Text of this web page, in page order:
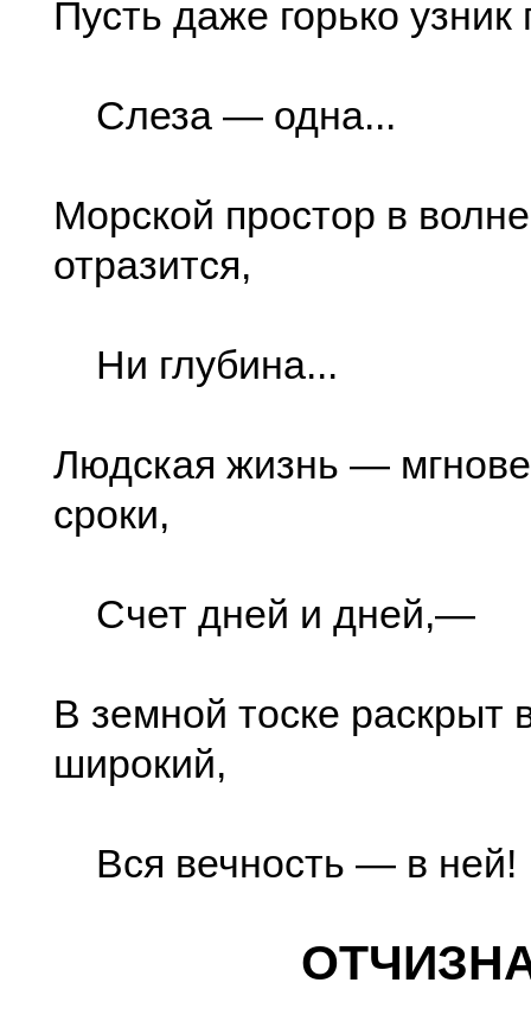
Пусть даже горько узник
Слеза — одна...
Морской простор в
отразится,
Ни глубина...
Людская жизнь —
сроки,
Счет дней и дней,—
В земной тоске раскрыт
широкий,
Вся вечность — в ней!